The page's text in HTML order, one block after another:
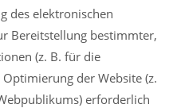
des elektronischen
Bereitstellung bestimmter,
(z. B. für die
der Website (z.
erforderlich